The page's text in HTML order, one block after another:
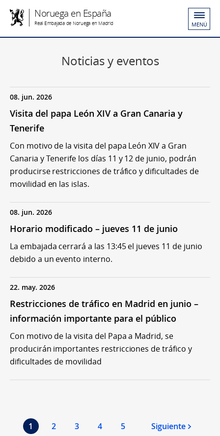
Noruega en España
Real Embajada de Noruega en Madrid MENÚ
Noticias y eventos
08. jun. 2026
Visita del papa León XIV a Gran Canaria y
Tenerife
Con motivo de la visita del papa León XIV a Gran
Canaria y Tenerife los días 11 y 12 de junio, podrán
producirse restricciones de tráfico y dificultades de
movilidad en las islas.
08. jun. 2026
Horario modificado – jueves 11 de junio
La embajada cerrará a las 13:45 el jueves 11 de junio
debido a un evento interno.
22. may. 2026
Restricciones de tráfico en Madrid en junio –
información importante para el público
Con motivo de la visita del Papa a Madrid, se
producirán importantes restricciones de tráfico y
dificultades de movilidad
1 2 3 4 5 Siguiente